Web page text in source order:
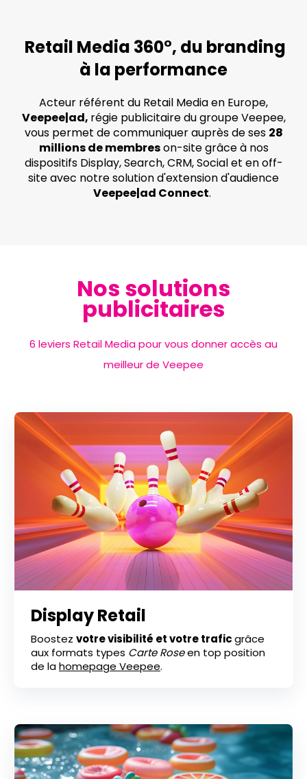
Retail Media 360°, du branding
à la performance
Acteur référent du Retail Media en Europe,
Veepee|ad, régie publicitaire du groupe Veepee,
vous permet de communiquer auprès de ses 28
millions de membreson-site grâce à nos
dispositifs Display, Search, CRM, Social et en off-
site avec notre solution d'extension d'audience
Veepee|ad Connect.
Nos solutions
publicitaires
6 leviers Retail Media pour vous donner accès au
meilleur de Veepee
Display Retail
Boostez votre visibilité et votre traficgrâce
aux formats types Carte Roseen top position
de lahomepage Veepee.